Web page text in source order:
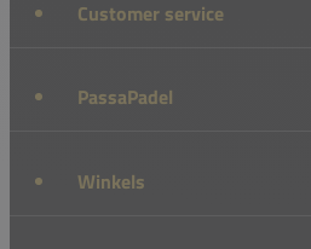
Customer service
PassaPadel
Winkels